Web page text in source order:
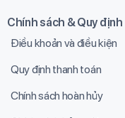
Chính sách & Quy định
Điều khoản và điều kiện
Quy định thanh toán
Chính sách hoàn hủy